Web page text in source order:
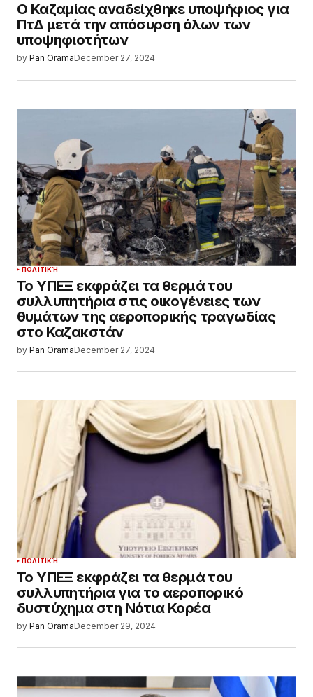
Ο Καζαμίας αναδείχθηκε υποψήφιος για
ΠτΔ μετά την απόσυρση όλων των
υποψηφιοτήτων
by Pan OramaDecember 27, 2024
ΠΟΛΙΤΙΚΉ
Το ΥΠΕΞ εκφράζει τα θερμά του
συλλυπητήρια στις οικογένειες των
θυμάτων της αεροπορικής τραγωδίας
στο Καζακστάν
by Pan OramaDecember 27, 2024
ΠΟΛΙΤΙΚΉ
Το ΥΠΕΞ εκφράζει τα θερμά του
συλλυπητήρια για το αεροπορικό
δυστύχημα στη Νότια Κορέα
by Pan OramaDecember 29, 2024